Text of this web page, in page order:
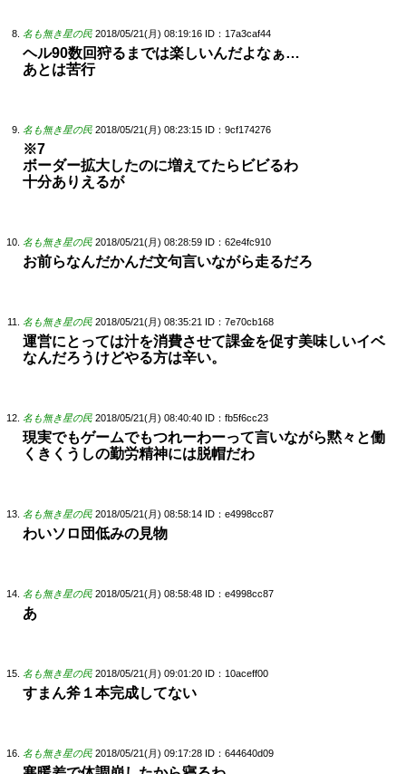
名も無き星の民 2018/05/21(月) 08:19:16 ID：17a3caf44
ヘル90数回狩るまでは楽しいんだよなぁ…
あとは苦行
名も無き星の民 2018/05/21(月) 08:23:15 ID：9cf174276
※7
ボーダー拡大したのに増えてたらビビるわ
十分ありえるが
名も無き星の民 2018/05/21(月) 08:28:59 ID：62e4fc910
お前らなんだかんだ文句言いながら走るだろ
名も無き星の民 2018/05/21(月) 08:35:21 ID：7e70cb168
運営にとっては汁を消費させて課金を促す美味しいイベ
なんだろうけどやる方は辛い。
名も無き星の民 2018/05/21(月) 08:40:40 ID：fb5f6cc23
現実でもゲームでもつれーわーって言いながら黙々と働
くきくうしの勤労精神には脱帽だわ
名も無き星の民 2018/05/21(月) 08:58:14 ID：e4998cc87
わいソロ団低みの見物
名も無き星の民 2018/05/21(月) 08:58:48 ID：e4998cc87
あ
名も無き星の民 2018/05/21(月) 09:01:20 ID：10aceff00
すまん斧１本完成してない
名も無き星の民 2018/05/21(月) 09:17:28 ID：644640d09